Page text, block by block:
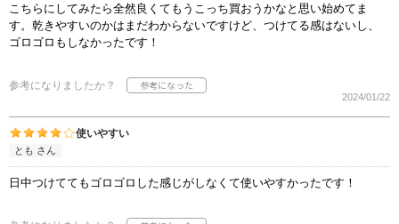
こちらにしてみたら全然良くてもうこっち買おうかなと思い始めてま
す。乾きやすいのかはまだわからないですけど、つけてる感はないし、
ゴロゴロもしなかったです！
参考になりましたか？
2024/01/22
使いやすい
とも さん
日中つけててもゴロゴロした感じがしなくて使いやすかったです！